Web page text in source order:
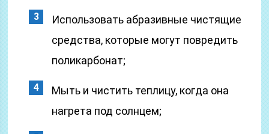
Использовать абразивные чистящие
средства, которые могут повредить
поликарбонат;
Мыть и чистить теплицу, когда она
нагрета под солнцем;